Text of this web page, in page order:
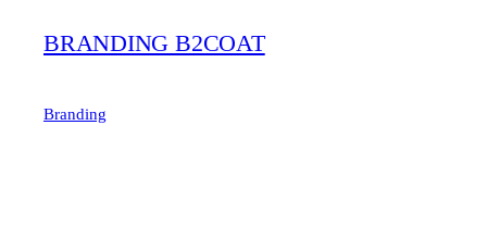
BRANDING B2COAT
Branding